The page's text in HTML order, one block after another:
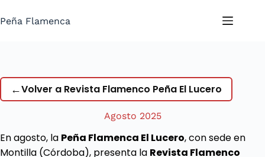
al
Peña Flamenca
←Volver a Revista Flamenco Peña El Lucero
Agosto 2025
En agosto, la Peña Flamenca El Lucero, con sede en
Montilla (Córdoba), presenta la Revista Flamenco